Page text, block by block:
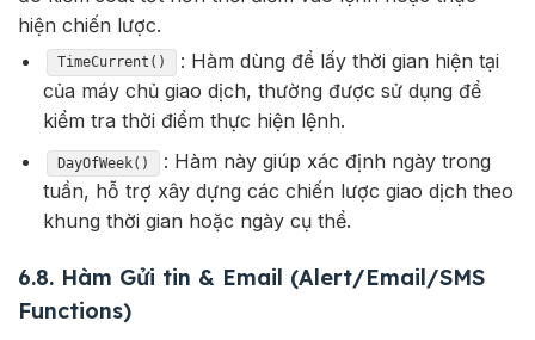
hiện chiến lược.
TimeCurrent()
: Hàm dùng để lấy thời gian hiện tại
của máy chủ giao dịch, thường được sử dụng để
kiểm tra thời điểm thực hiện lệnh.
DayOfWeek()
: Hàm này giúp xác định ngày trong
tuần, hỗ trợ xây dựng các chiến lược giao dịch theo
khung thời gian hoặc ngày cụ thể.
6.8. Hàm Gửi tin & Email (Alert/Email/SMS
Functions)